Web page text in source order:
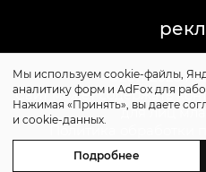
©2011-2026
Сайт может содержать
для лиц
Политика обработки
Мы используем cookie-файлы,
аналитику форм и AdFox для
Нажимая «Принять», вы даете
и cookie-данных.
Подробнее